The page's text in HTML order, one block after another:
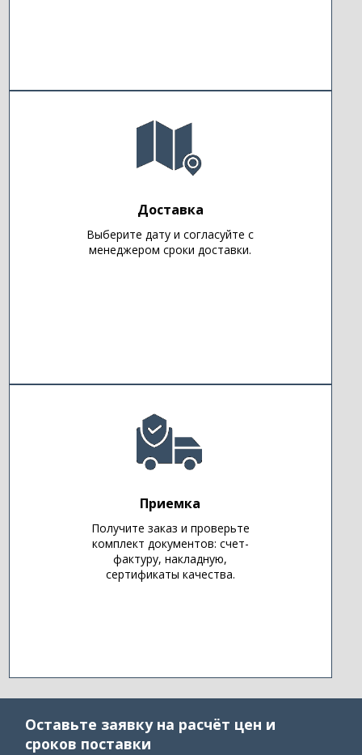
Доставка
Выберите дату и согласуйте с
менеджером сроки доставки.
Приемка
Получите заказ и проверьте
комплект документов: счет-
фактуру, накладную,
сертификаты качества.
Оставьте заявку на расчёт цен и
сроков поставки